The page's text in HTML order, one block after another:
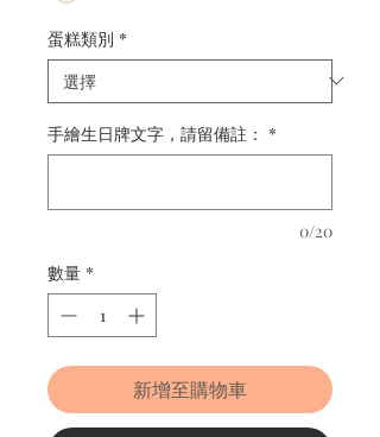
蛋糕類別 *
手繪生日牌文字，請留備註： *
0/20
數量 *
新增至購物車